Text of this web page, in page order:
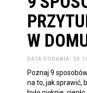
W
DATA DODANIA:
Poznaj 9
na to, jak sprawić,